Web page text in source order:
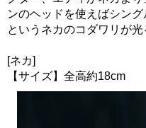
ンのヘッドを使えばシン
というネカのコダワリが光
[ネカ]
【サイズ】全高約18cm